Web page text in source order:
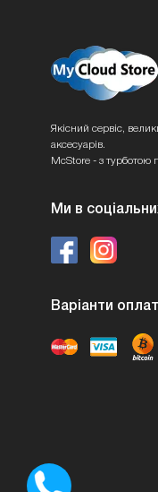
Якісний сервіс,
аксесуарів.
McStore - з турботою
Ми в
Варіанти